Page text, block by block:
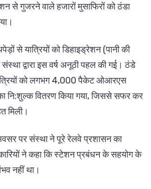
से गुजरने वाले हजारों मुसाफिरों को ठंडा
से यात्रियों को डिहाइड्रेशन (पानी की
द्वारा इस वर्ष अनूठी पहल की गई। ठंडे
को लगभग 4,000 पैकेट ओआरएस
नि:शुल्क वितरण किया गया, जिससे सफर कर
मिली।
पर संस्था ने पूरे रेलवे प्रशासन का
ने कहा कि स्टेशन प्रबंधन के सहयोग के
नहीं था।